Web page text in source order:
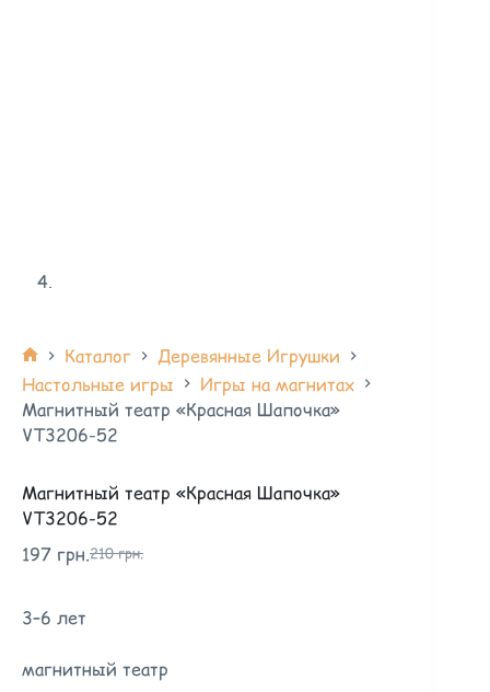
Каталог
Деревянные Игрушки
Настольные игры
Игры на магнитах
Магнитный театр «Красная Шапочка»
VT3206-52
Магнитный театр «Красная Шапочка»
VT3206-52
210грн.
197 грн.
3–6 лет
магнитный театр